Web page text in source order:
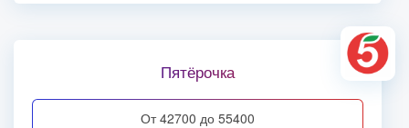
Пятёрочка
от 42700 до 55400